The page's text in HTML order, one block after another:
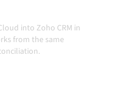
into Zoho CRM in
from the same